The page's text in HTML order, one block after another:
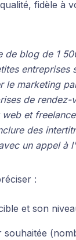
fidèle à
de blog de 1
entreprises
le marketing
de rendez-
et
des
un appel à
:
et son
souhaitée